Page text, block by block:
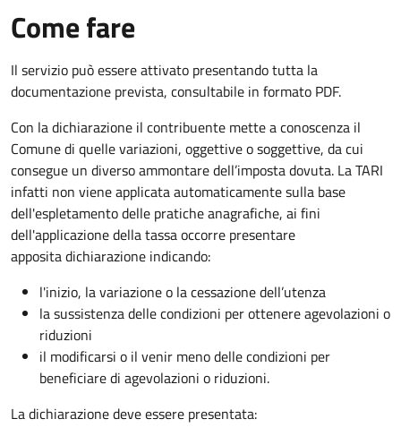
Come fare
Il servizio può essere attivato presentando tutta la
documentazione prevista, consultabile in formato PDF.
Con la dichiarazione il contribuente mette a conoscenza il
Comune di quelle variazioni, oggettive o soggettive, da cui
consegue un diverso ammontare dell’imposta dovuta. La TARI
infatti non viene applicata automaticamente sulla base
dell'espletamento delle pratiche anagrafiche, ai fini
dell'applicazione della tassa occorre presentare
apposita dichiarazione indicando:
l'inizio, la variazione o la cessazione dell’utenza
la sussistenza delle condizioni per ottenere agevolazioni o
riduzioni
il modificarsi o il venir meno delle condizioni per
beneficiare di agevolazioni o riduzioni.
La dichiarazione deve essere presentata: